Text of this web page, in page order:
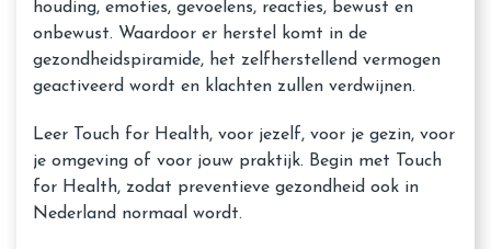
houding, emoties, gevoelens, reacties, bewust en
onbewust. Waardoor er herstel komt in de
gezondheidspiramide, het zelfherstellend vermogen
geactiveerd wordt en klachten zullen verdwijnen.
Leer Touch for Health, voor jezelf, voor je gezin, voor
je omgeving of voor jouw praktijk. Begin met Touch
for Health, zodat preventieve gezondheid ook in
Nederland normaal wordt.